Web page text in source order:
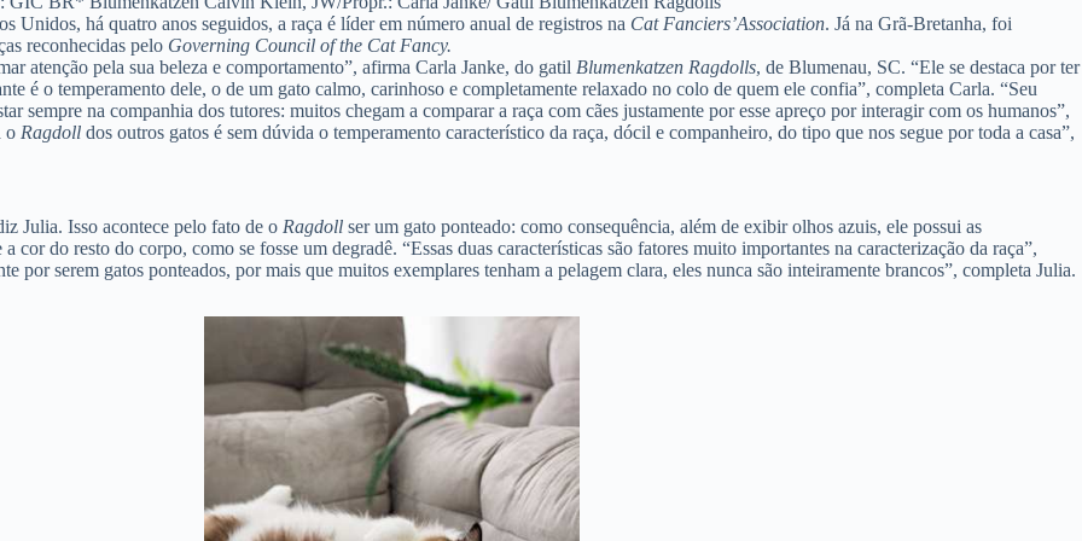
Unidos, há quatro anos seguidos, a raça é líder em número anual de registros na Cat Fanciers’Association. Já na Grã-Bretanha, foi
reconhecidas pelo Governing Council of the Cat Fancy.
atenção pela sua beleza e comportamento”, afirma Carla Janke, do gatil Blumenkatzen Ragdolls, de Blumenau, SC. “Ele se destaca por ter
é o temperamento dele, o de um gato calmo, carinhoso e completamente relaxado no colo de quem ele confia”, completa Carla. “Seu
sempre na companhia dos tutores: muitos chegam a comparar a raça com cães justamente por esse apreço por interagir com os humanos”,
o Ragdoll dos outros gatos é sem dúvida o temperamento característico da raça, dócil e companheiro, do tipo que nos segue por toda a casa”,
Julia. Isso acontece pelo fato de o Ragdoll ser um gato ponteado: como consequência, além de exibir olhos azuis, ele possui as
do resto do corpo, como se fosse um degradê. “Essas duas características são fatores muito importantes na caracterização da raça”,
por serem gatos ponteados, por mais que muitos exemplares tenham a pelagem clara, eles nunca são inteiramente brancos”, completa Julia.